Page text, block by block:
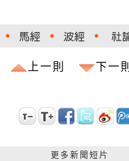
上一則 下一則
更多新聞短片